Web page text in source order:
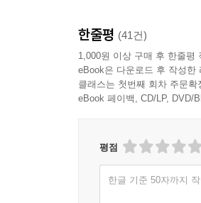
한줄평 (41건)
1,000원 이상 구매 후 한줄평
eBook은 다운로드 후 작성한
클래스는 첫번째 회차 주문
eBook 페이백, CD/LP, DVD/
평점
한글 기준 50자까지